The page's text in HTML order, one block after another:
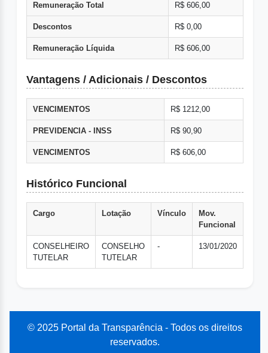
Remuneração Total R$ 606,00
Descontos R$ 0,00
Remuneração Líquida R$ 606,00
Vantagens / Adicionais / Descontos
VENCIMENTOS R$ 1212,00
PREVIDENCIA - INSS R$ 90,90
VENCIMENTOS R$ 606,00
Histórico Funcional
Cargo Lotação Vínculo
Mov.
Funcional
CONSELHEIRO
TUTELAR
CONSELHO
TUTELAR
- 13/01/2020
© 2025 Portal da Transparência - Todos os direitos
reservados.